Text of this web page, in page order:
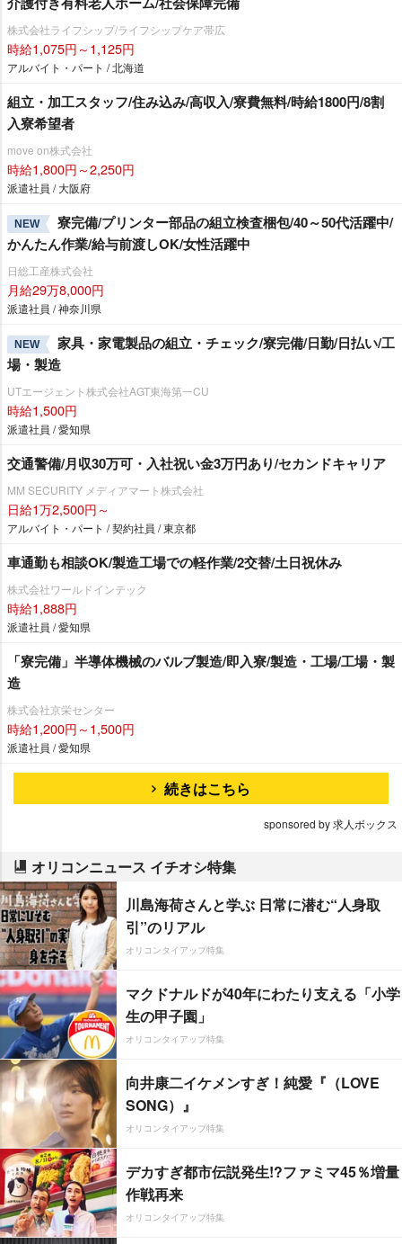
株式会社ライフシップ/ライフシップケア帯広
時給1,075円～1,125円
アルバイト・パート / 北海道
組立・加工スタッフ/住み込み/高収入/寮費無料/時給1800円/8割
入寮希望者
move on株式会社
時給1,800円～2,250円
派遣社員 / 大阪府
NEW
寮完備/プリンター部品の組立検査梱包/40～50代活躍中/
かんたん作業/給与前渡しOK/女性活躍中
日総工産株式会社
月給29万8,000円
派遣社員 / 神奈川県
NEW
家具・家電製品の組立・チェック/寮完備/日勤/日払い/工
場・製造
UTエージェント株式会社AGT東海第一CU
時給1,500円
派遣社員 / 愛知県
交通警備/月収30万可・入社祝い金3万円あり/セカンドキャリア
MM SECURITY メディアマート株式会社
日給1万2,500円～
アルバイト・パート / 契約社員 / 東京都
車通勤も相談OK/製造工場での軽作業/2交替/土日祝休み
株式会社ワールドインテック
時給1,888円
派遣社員 / 愛知県
「寮完備」半導体機械のバルブ製造/即入寮/製造・工場/工場・製
造
株式会社京栄センター
時給1,200円～1,500円
派遣社員 / 愛知県
続きはこちら
sponsored by 求人ボックス
オリコンニュース イチオシ特集
川島海荷さんと学ぶ 日常に潜む“人身取
引”のリアル
オリコンタイアップ特集
マクドナルドが40年にわたり支える「小学
生の甲子園」
オリコンタイアップ特集
向井康二イケメンすぎ！純愛『（LOVE
SONG）』
オリコンタイアップ特集
デカすぎ都市伝説発生!?ファミマ45％増量
作戦再来
オリコンタイアップ特集